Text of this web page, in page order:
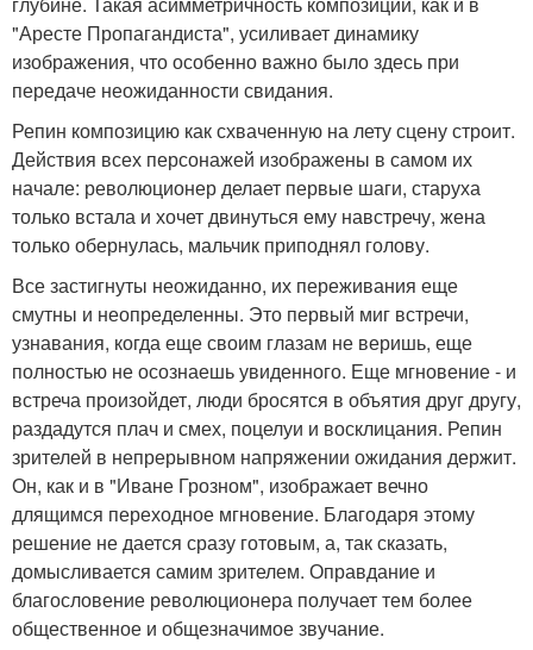
"Аресте Пропагандиста", усиливает динамику
изображения, что особенно важно было здесь при
передаче неожиданности свидания.
Репин композицию как схваченную на лету сцену строит.
Действия всех персонажей изображены в самом их
начале: революционер делает первые шаги, старуха
только встала и хочет двинуться ему навстречу, жена
только обернулась, мальчик приподнял голову.
Все застигнуты неожиданно, их переживания еще
смутны и неопределенны. Это первый миг встречи,
узнавания, когда еще своим глазам не веришь, еще
полностью не осознаешь увиденного. Еще мгновение - и
встреча произойдет, люди бросятся в объятия друг другу,
раздадутся плач и смех, поцелуи и восклицания. Репин
зрителей в непрерывном напряжении ожидания держит.
Он, как и в "Иване Грозном", изображает вечно
длящимся переходное мгновение. Благодаря этому
решение не дается сразу готовым, а, так сказать,
домысливается самим зрителем. Оправдание и
благословение революционера получает тем более
общественное и общезначимое звучание.